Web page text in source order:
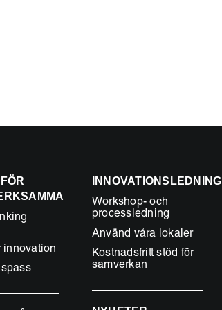
innovation
INNOVATIONSLEDNING
Workshop- och
processledning
Använd våra lokaler
Kostnadsfritt stöd för
samverkan